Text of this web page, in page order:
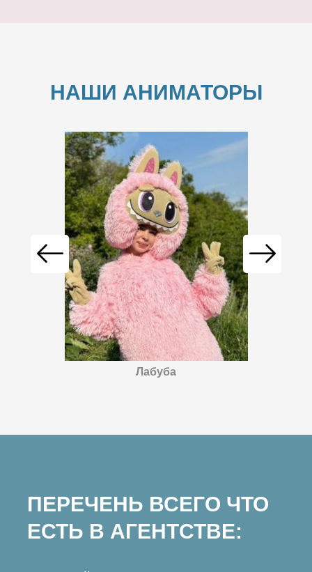
НАШИ АНИМАТОРЫ
Лабуба
ПЕРЕЧЕНЬ ВСЕГО ЧТО
ЕСТЬ В АГЕНТСТВЕ: